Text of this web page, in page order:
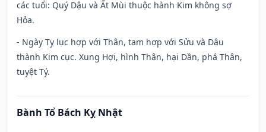
các tuổi: Quý Dậu và Ất Mùi thuộc hành Kim không sợ
Hỏa.
- Ngày Tỵ lục hợp với Thân, tam hợp với Sửu và Dậu
thành Kim cục. Xung Hợi, hình Thân, hại Dần, phá Thân,
tuyệt Tý.
Bành Tổ Bách Kỵ Nhật